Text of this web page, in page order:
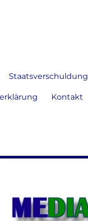
Staatsverschuldung
Kontakt